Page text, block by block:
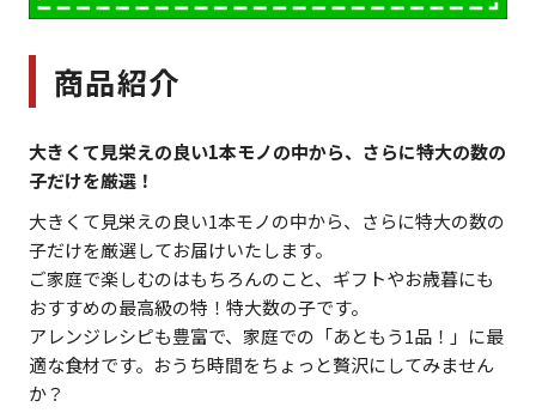
商品紹介
大きくて見栄えの良い1本モノの中から、さらに特大の数の
子だけを厳選！
大きくて見栄えの良い1本モノの中から、さらに特大の数の
子だけを厳選してお届けいたします。
ご家庭で楽しむのはもちろんのこと、ギフトやお歳暮にも
おすすめの最高級の特！特大数の子です。
アレンジレシピも豊富で、家庭での「あともう1品！」に最
適な食材です。おうち時間をちょっと贅沢にしてみません
か？